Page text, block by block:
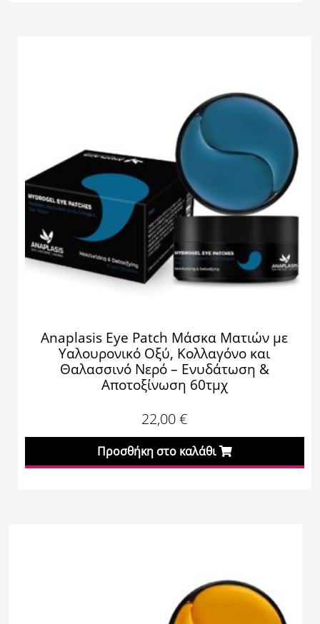
Anaplasis Eye Patch Μάσκα Ματιών με
Υαλουρονικό Οξύ, Κολλαγόνο και
Θαλασσινό Νερό – Ενυδάτωση &
Αποτοξίνωση 60τμχ
22,00€
Προσθήκη στο καλάθι